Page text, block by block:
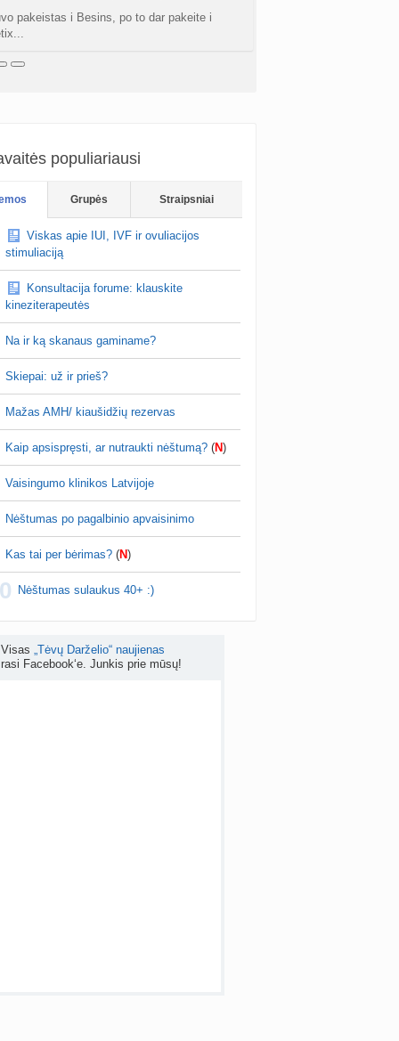
rečiausi berniukų vardai :)
gelio (progesterono) naudojimas
Soliaris73
TD asistentė prieš 4 d.
hipotirozė ir nėštumas (+3)
Šviesa777 prieš 4 d.
po hemorojaus operacijos
prieš 4 d.
(žmogaus papilomos virusas) (+3)
Svaja1234 prieš 5 d.
klausimai apie cezario pjūvį (+2)
Veronika99 prieš 5 d.
brendimas (3)
testuotojos! (bendra tema)
Karlitele prieš 5 d.
(2)
pakeistas i Besins, po to dar pakeite i
populiariausi
Grupės Straipsniai
Viskas apie IUI, IVF ir ovuliacijos
stimuliaciją
Konsultacija forume: klauskite
kineziterapeutės
Na ir ką skanaus gaminame?
Skiepai: už ir prieš?
Mažas AMH/ kiaušidžių rezervas
Kaip apsispręsti, ar nutraukti nėštumą? (N)
Vaisingumo klinikos Latvijoje
Nėštumas po pagalbinio apvaisinimo
Kas tai per bėrimas? (N)
Nėštumas sulaukus 40+ :)
Visas „Tėvų Darželio“ naujienas
rasi Facebook‘e. Junkis prie mūsų!